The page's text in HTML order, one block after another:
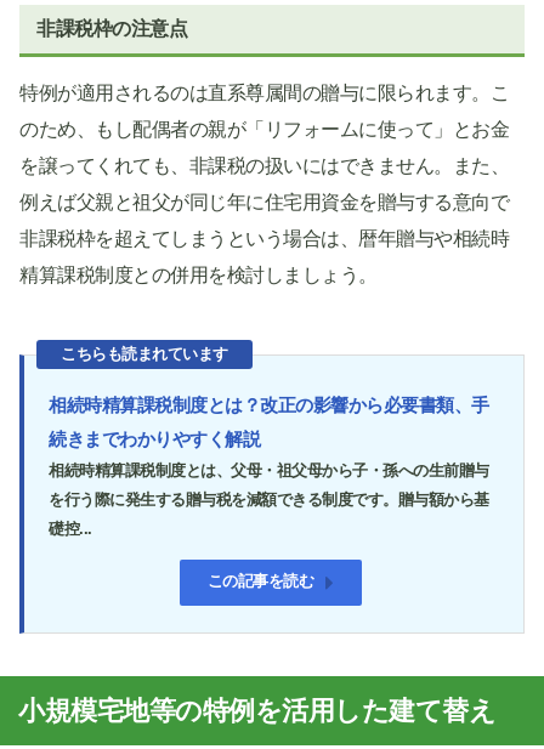
非課税枠の注意点
特例が適用されるのは直系尊属間の贈与に限られます。こ
のため、もし配偶者の親が「リフォームに使って」とお金
を譲ってくれても、非課税の扱いにはできません。また、
例えば父親と祖父が同じ年に住宅用資金を贈与する意向で
非課税枠を超えてしまうという場合は、暦年贈与や相続時
精算課税制度との併用を検討しましょう。
こちらも読まれています
相続時精算課税制度とは？改正の影響から必要書類、手
続きまでわかりやすく解説
相続時精算課税制度とは、父母・祖父母から子・孫への生前贈与
を行う際に発生する贈与税を減額できる制度です。贈与額から基
礎控...
この記事を読む
小規模宅地等の特例を活用した建て替え